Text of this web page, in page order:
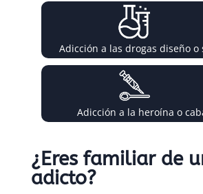
Adicción a las drogas diseño o
Adicción a la heroína o
¿Eres familiar de
adicto?